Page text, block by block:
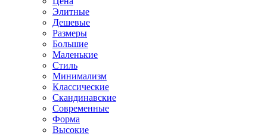
Элитные
Дешевые
Размеры
Большие
Маленькие
Стиль
Минимализм
Классические
Скандинавские
Современные
Форма
Высокие